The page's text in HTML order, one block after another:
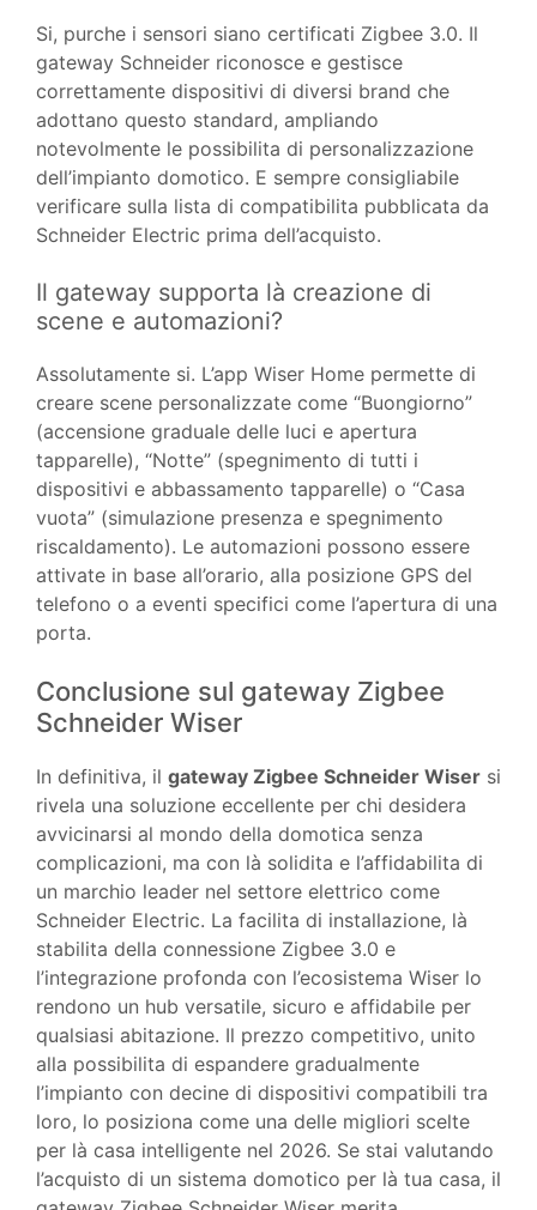
Si, purche i sensori siano certificati Zigbee 3.0. Il
gateway Schneider riconosce e gestisce
correttamente dispositivi di diversi brand che
adottano questo standard, ampliando
notevolmente le possibilita di personalizzazione
dell’impianto domotico. E sempre consigliabile
verificare sulla lista di compatibilita pubblicata da
Schneider Electric prima dell’acquisto.
Il gateway supporta là creazione di
scene e automazioni?
Assolutamente si. L’app Wiser Home permette di
creare scene personalizzate come “Buongiorno”
(accensione graduale delle luci e apertura
tapparelle), “Notte” (spegnimento di tutti i
dispositivi e abbassamento tapparelle) o “Casa
vuota” (simulazione presenza e spegnimento
riscaldamento). Le automazioni possono essere
attivate in base all’orario, alla posizione GPS del
telefono o a eventi specifici come l’apertura di una
porta.
Conclusione sul gateway Zigbee
Schneider Wiser
In definitiva, il gateway Zigbee Schneider Wiser si
rivela una soluzione eccellente per chi desidera
avvicinarsi al mondo della domotica senza
complicazioni, ma con là solidita e l’affidabilita di
un marchio leader nel settore elettrico come
Schneider Electric. La facilita di installazione, là
stabilita della connessione Zigbee 3.0 e
l’integrazione profonda con l’ecosistema Wiser lo
rendono un hub versatile, sicuro e affidabile per
qualsiasi abitazione. Il prezzo competitivo, unito
alla possibilita di espandere gradualmente
l’impianto con decine di dispositivi compatibili tra
loro, lo posiziona come una delle migliori scelte
per là casa intelligente nel 2026. Se stai valutando
l’acquisto di un sistema domotico per là tua casa, il